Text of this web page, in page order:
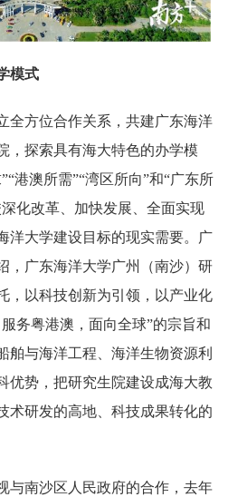
模式
方位合作关系，共建广东海洋
，探索具有海大特色的办学模
港澳所需”“湾区所向”和“广东所
化改革、加快发展、全面实现
洋大学建设目标的现实需要。广
，广东海洋大学广州（南沙）研
，以科技创新为引领，以产业化
务粤港澳，面向全球”的宗旨和
舶与海洋工程、海洋生物资源利
优势，把研究生院建设成海大教
术研发的高地、科技成果转化的
南沙区人民政府的合作，去年